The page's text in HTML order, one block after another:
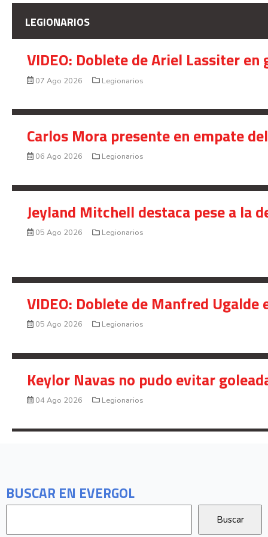
BUSCAR EN EVERGOL
LEGIONARIOS
VIDEO: Doblete de Ariel Lassiter
07 Ago 2026 Legionarios
Carlos Mora presente en empate
06 Ago 2026 Legionarios
Jeyland Mitchell destaca pese a la
05 Ago 2026 Legionarios
VIDEO: Doblete de Manfred
05 Ago 2026 Legionarios
Keylor Navas no pudo evitar
04 Ago 2026 Legionarios